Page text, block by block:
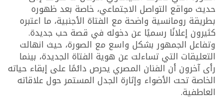
حديث مواقع التواصل الاجتماعي، خاصة بعد ظهوره
بطريقة رومانسية واضحة مع الفتاة الأجنبية، ما اعتبره
كثيرون إعلانًا رسميًا عن دخوله في قصة حب جديدة.
وتفاعل الجمهور بشكل واسع مع الصورة، حيث انهالت
التعليقات التي تساءلت عن هوية الفتاة الجديدة، بينما
رأى آخرون أن الفنان المصري يحرص دائمًا على إبقاء حياته
الخاصة تحت الأضواء وإثارة الجدل المستمر حول علاقاته
العاطفية.